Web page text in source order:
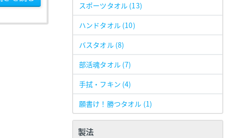
スポーツタオル (13)
ハンドタオル (10)
バスタオル (8)
部活魂タオル (7)
手拭・フキン (4)
願書け！勝つタオル (1)
製法